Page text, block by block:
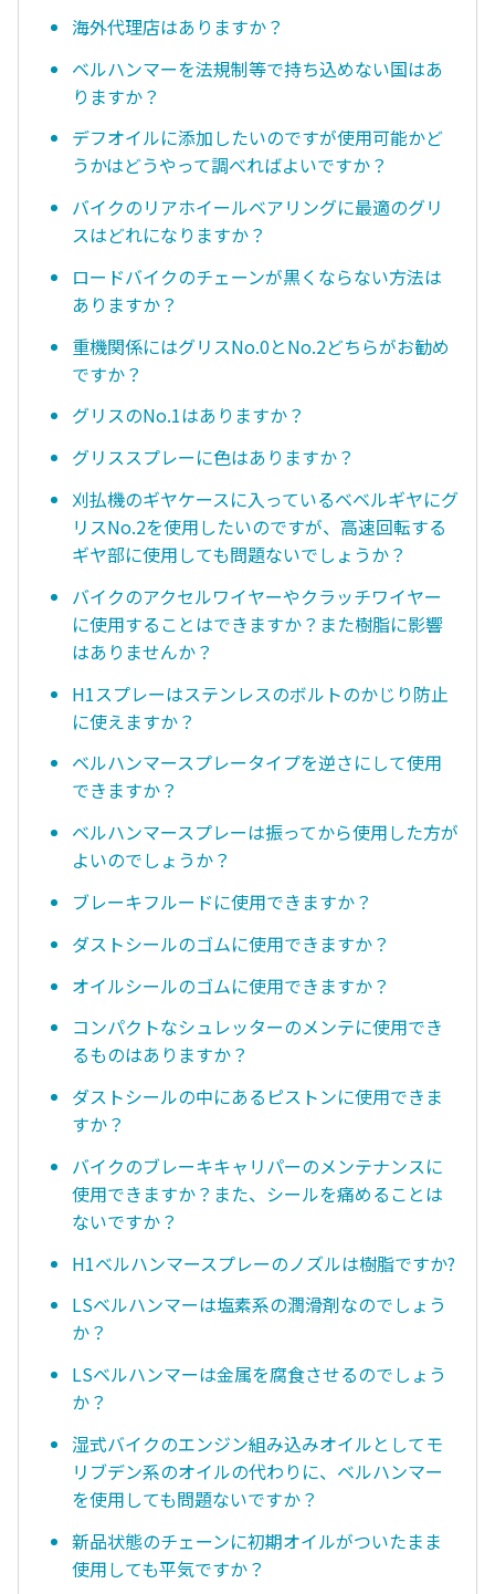
海外代理店はありますか？
ベルハンマーを法規制等で持ち込めない国はあ
りますか？
デフオイルに添加したいのですが使用可能かど
うかはどうやって調べればよいですか？
バイクのリアホイールベアリングに最適のグリ
スはどれになりますか？
ロードバイクのチェーンが黒くならない方法は
ありますか？
重機関係にはグリスNo.0とNo.2どちらがお勧め
ですか？
グリスのNo.1はありますか？
グリススプレーに色はありますか？
刈払機のギヤケースに入っているベベルギヤにグ
リスNo.2を使用したいのですが、高速回転する
ギヤ部に使用しても問題ないでしょうか？
バイクのアクセルワイヤーやクラッチワイヤー
に使用することはできますか？また樹脂に影響
はありませんか？
H1スプレーはステンレスのボルトのかじり防止
に使えますか？
ベルハンマースプレータイプを逆さにして使用
できますか？
ベルハンマースプレーは振ってから使用した方が
よいのでしょうか？
ブレーキフルードに使用できますか？
ダストシールのゴムに使用できますか？
オイルシールのゴムに使用できますか？
コンパクトなシュレッターのメンテに使用でき
るものはありますか？
ダストシールの中にあるピストンに使用できま
すか？
バイクのブレーキキャリパーのメンテナンスに
使用できますか？また、シールを痛めることは
ないですか？
H1ベルハンマースプレーのノズルは樹脂ですか?
LSベルハンマーは塩素系の潤滑剤なのでしょう
か？
LSベルハンマーは金属を腐食させるのでしょう
か？
湿式バイクのエンジン組み込みオイルとしてモ
リブデン系のオイルの代わりに、ベルハンマー
を使用しても問題ないですか？
新品状態のチェーンに初期オイルがついたまま
使用しても平気ですか？